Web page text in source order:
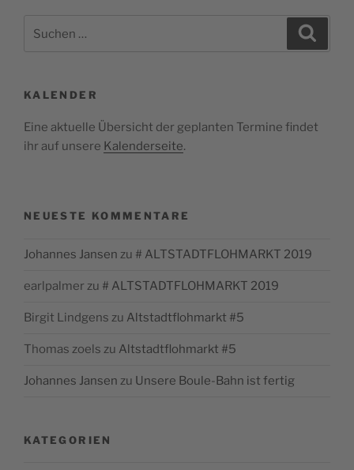
nach:
KALENDER
Eine aktuelle Übersicht der geplanten Termine findet
ihr auf unsere Kalenderseite.
NEUESTE KOMMENTARE
Johannes Jansen zu # ALTSTADTFLOHMARKT 2019
earlpalmer zu # ALTSTADTFLOHMARKT 2019
Birgit Lindgens zu Altstadtflohmarkt #5
Thomas zoels zu Altstadtflohmarkt #5
Johannes Jansen zu Unsere Boule-Bahn ist fertig
KATEGORIEN